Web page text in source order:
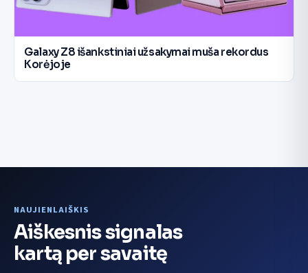
Galaxy Z8 išankstiniai užsakymai muša rekordus
Korėjoje
NAUJIENLAIŠKIS
Aiškesnis signalas
kartą per savaitę